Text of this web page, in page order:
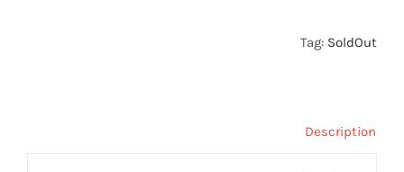
Tag: SoldOut
Description